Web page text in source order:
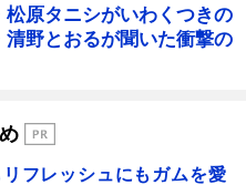
原タニシがいわくつきの
野とおるが聞いた衝撃の
フレッシュにもガムを愛